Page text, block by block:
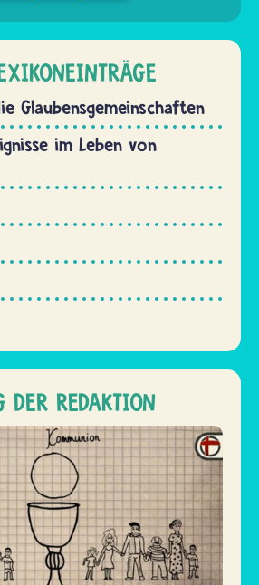
Glaubensgemeinschaften
im Leben von
DER REDAKTION